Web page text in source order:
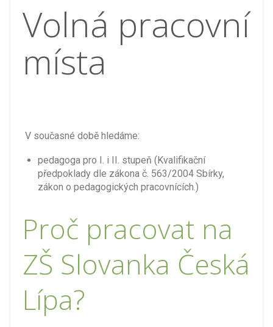
Volná pracovní
místa
V současné době hledáme:
pedagoga pro I. i II. stupeň (Kvalifikační
předpoklady dle zákona č. 563/2004 Sbírky,
zákon o pedagogických pracovnících.)
Proč pracovat na
ZŠ Slovanka Česká
Lípa?